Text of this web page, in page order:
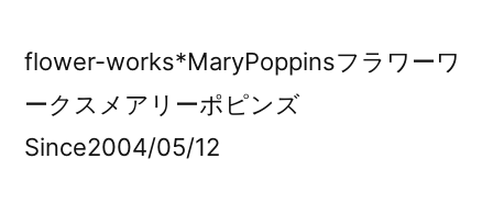
flower-works*MaryPoppinsフラワーワ
ークスメアリーポピンズ
Since2004/05/12